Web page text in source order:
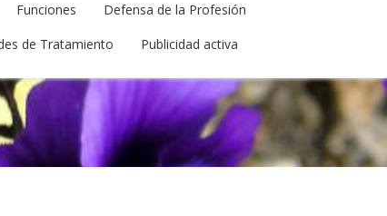
Funciones
Defensa de la Profesión
de Tratamiento Publicidad activa